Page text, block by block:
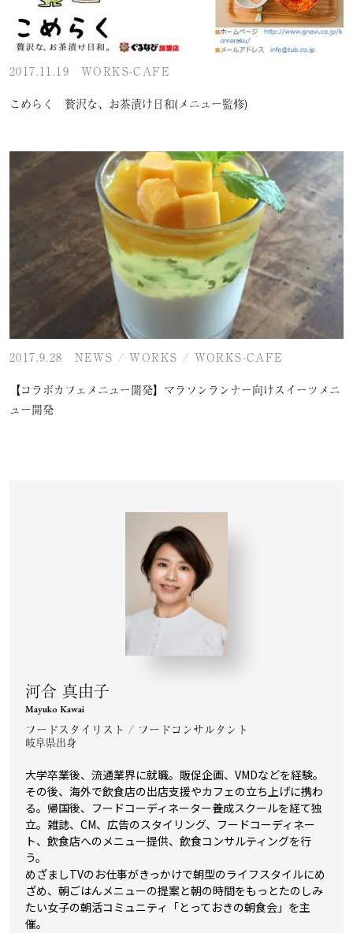
2017.11.19 WORKS-CAFE
こめらく 贅沢な、お茶漬け日和(メニュー監修)
2017.9.28 NEWS /WORKS / WORKS-CAFE
【コラボカフェメニュー開発】マラソンランナー向けスイーツメニ
ュー開発
河合 真由子
Mayuko Kawai
フードスタイリスト / フードコンサルタント
岐阜県出身
大学卒業後、流通業界に就職。販促企画、VMDなどを経験。
その後、海外で飲食店の出店支援やカフェの立ち上げに携わ
る。帰国後、フードコーディネーター養成スクールを経て独
立。雑誌、CM、広告のスタイリング、フードコーディネー
ト、飲食店へのメニュー提供、飲食コンサルティングを行
う。
めざましTVのお仕事がきっかけで朝型のライフスタイルにめ
ざめ、朝ごはんメニューの提案と朝の時間をもっとたのしみ
たい女子の朝活コミュニティ「とっておきの朝食会」を主
催。